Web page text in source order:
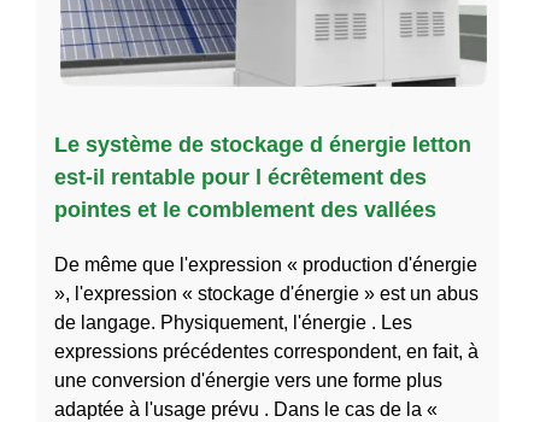
Le système de stockage d énergie letton
est-il rentable pour l écrêtement des
pointes et le comblement des vallées
De même que l'expression « production d'énergie
», l'expression « stockage d'énergie » est un abus
de langage. Physiquement, l'énergie . Les
expressions précédentes correspondent, en fait, à
une conversion d'énergie vers une forme plus
adaptée à l'usage prévu . Dans le cas de la «